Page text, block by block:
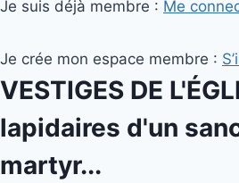
Je suis déjà membre : Me
Je crée mon espace membre :
VESTIGES DE
lapidaires d'un
martyr...